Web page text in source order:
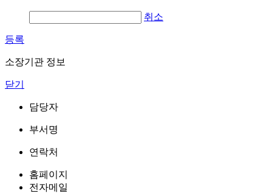
취소
등록
소장기관 정보
닫기
담당자
부서명
연락처
홈페이지
전자메일